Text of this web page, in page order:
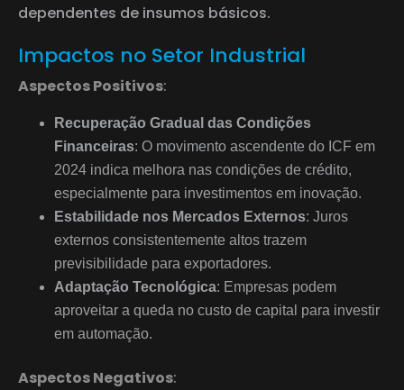
dependentes de insumos básicos.
Impactos no Setor Industrial
Aspectos Positivos:
Recuperação Gradual das Condições
Financeiras: O movimento ascendente do ICF em
2024 indica melhora nas condições de crédito,
especialmente para investimentos em inovação.
Estabilidade nos Mercados Externos: Juros
externos consistentemente altos trazem
previsibilidade para exportadores.
Adaptação Tecnológica: Empresas podem
aproveitar a queda no custo de capital para investir
em automação.
Aspectos Negativos: